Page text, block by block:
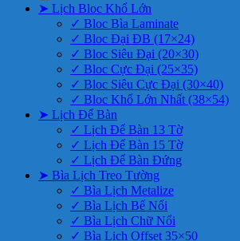
➤ Lịch Bloc Khổ Lớn
✓ Bloc Bìa Laminate
✓ Bloc Đại ĐB (17×24)
✓ Bloc Siêu Đại (20×30)
✓ Bloc Cực Đại (25×35)
✓ Bloc Siêu Cực Đại (30×40)
✓ Bloc Khổ Lớn Nhất (38×54)
➤ Lịch Để Bàn
✓ Lịch Để Bàn 13 Tờ
✓ Lịch Để Bàn 15 Tờ
✓ Lịch Để Bàn Đứng
➤ Bìa Lịch Treo Tường
✓ Bìa Lịch Metalize
✓ Bìa Lịch Bế Nổi
✓ Bìa Lịch Chữ Nổi
✓ Bìa Lịch Offset 35×50